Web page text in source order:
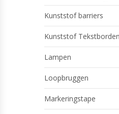
Kunststof barriers
Kunststof Tekstborden
Lampen
Loopbruggen
Markeringstape